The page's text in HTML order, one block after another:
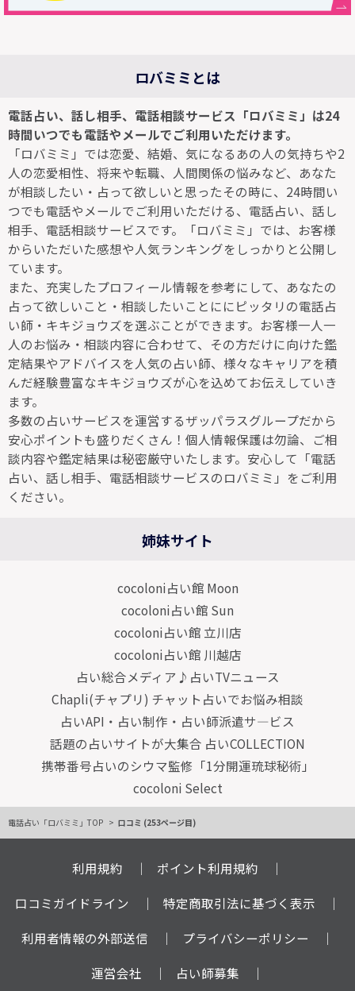
ロバミミとは
電話占い、話し相手、電話相談サービス「ロバミミ」は24
時間いつでも電話やメールでご利用いただけます。
「ロバミミ」では恋愛、結婚、気になるあの人の気持ちや2
人の恋愛相性、将来や転職、人間関係の悩みなど、あなた
が相談したい・占って欲しいと思ったその時に、24時間い
つでも電話やメールでご利用いただける、電話占い、話し
相手、電話相談サービスです。「ロバミミ」では、お客様
からいただいた感想や人気ランキングをしっかりと公開し
ています。
また、充実したプロフィール情報を参考にして、あなたの
占って欲しいこと・相談したいことににピッタリの電話占
い師・キキジョウズを選ぶことができます。お客様一人一
人のお悩み・相談内容に合わせて、その方だけに向けた鑑
定結果やアドバイスを人気の占い師、様々なキャリアを積
んだ経験豊富なキキジョウズが心を込めてお伝えしていき
ます。
多数の占いサービスを運営するザッパラスグループだから
安心ポイントも盛りだくさん！個人情報保護は勿論、ご相
談内容や鑑定結果は秘密厳守いたします。安心して「電話
占い、話し相手、電話相談サービスのロバミミ」をご利用
ください。
姉妹サイト
cocoloni占い館 Moon
cocoloni占い館 Sun
cocoloni占い館 立川店
cocoloni占い館 川越店
占い総合メディア♪占いTVニュース
Chapli(チャプリ) チャット占いでお悩み相談
占いAPI・占い制作・占い師派遣サ―ビス
話題の占いサイトが大集合 占いCOLLECTION
携帯番号占いのシウマ監修「1分開運琉球秘術」
cocoloni Select
電話占い「ロバミミ」TOP 口コミ (253ページ目)
利用規約
ポイント利用規約
口コミガイドライン
特定商取引法に基づく表示
利用者情報の外部送信
プライバシーポリシー
運営会社
占い師募集